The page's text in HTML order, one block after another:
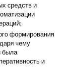
средств и
формирования
чему
была
и